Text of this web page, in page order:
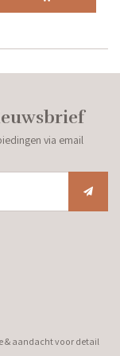
via email
& aandacht voor detail